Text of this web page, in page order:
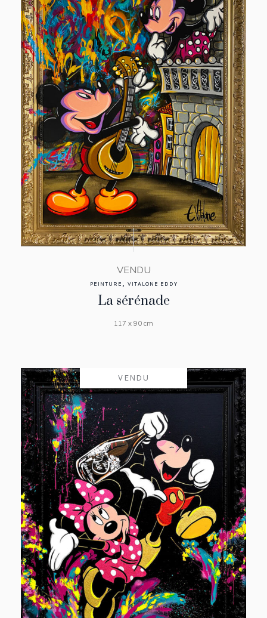
VENDU
PEINTURE , VITALONE EDDY
La sérénade
117 x 90 cm
VENDU